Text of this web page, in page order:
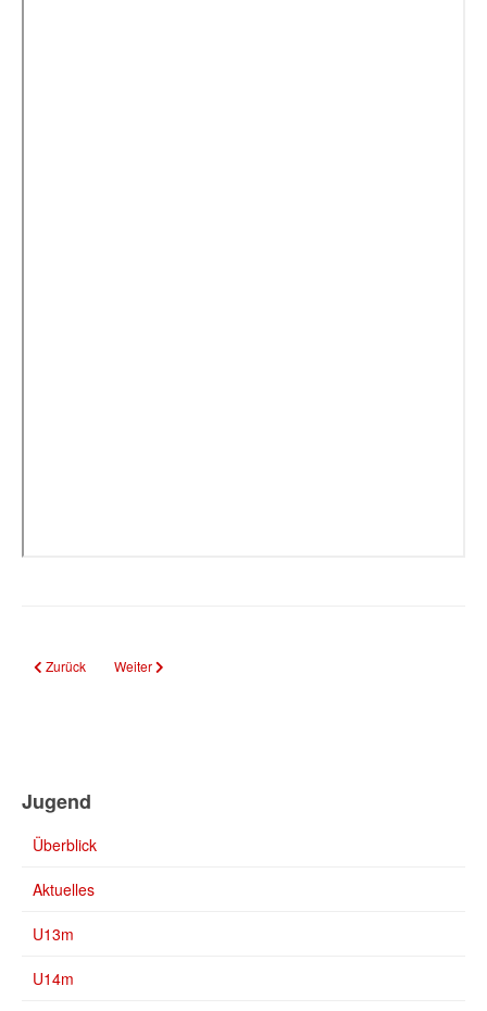
Vorheriger Beitrag: U16m | 2011 und jünger
Zurück Nächster Beitrag: U14m | 2013 und jünger
Weiter
Jugend
Überblick
Aktuelles
U13m
U14m